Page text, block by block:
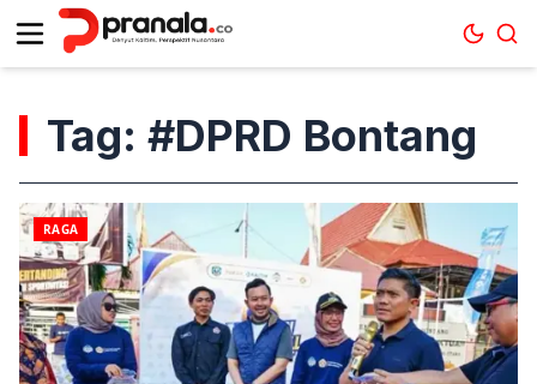
Tag: #DPRD Bontang
RAGA